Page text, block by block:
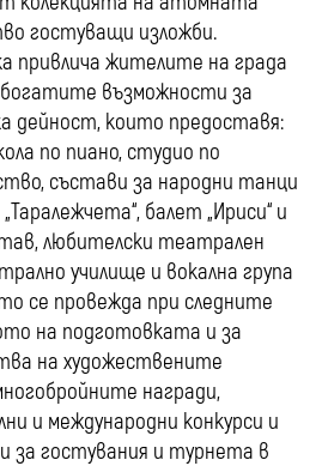
гостуващи изложби.
привлича жителите на града
възможности за
дейност, които предоставя:
по пиано, студио по
състави за народни танци
балет „Ириси“ и
любителски театрален
училище и вокална група
се провежда при следните
на подготовката и за
на художествените
награди,
и международни конкурси и
за гостувания и турнета в